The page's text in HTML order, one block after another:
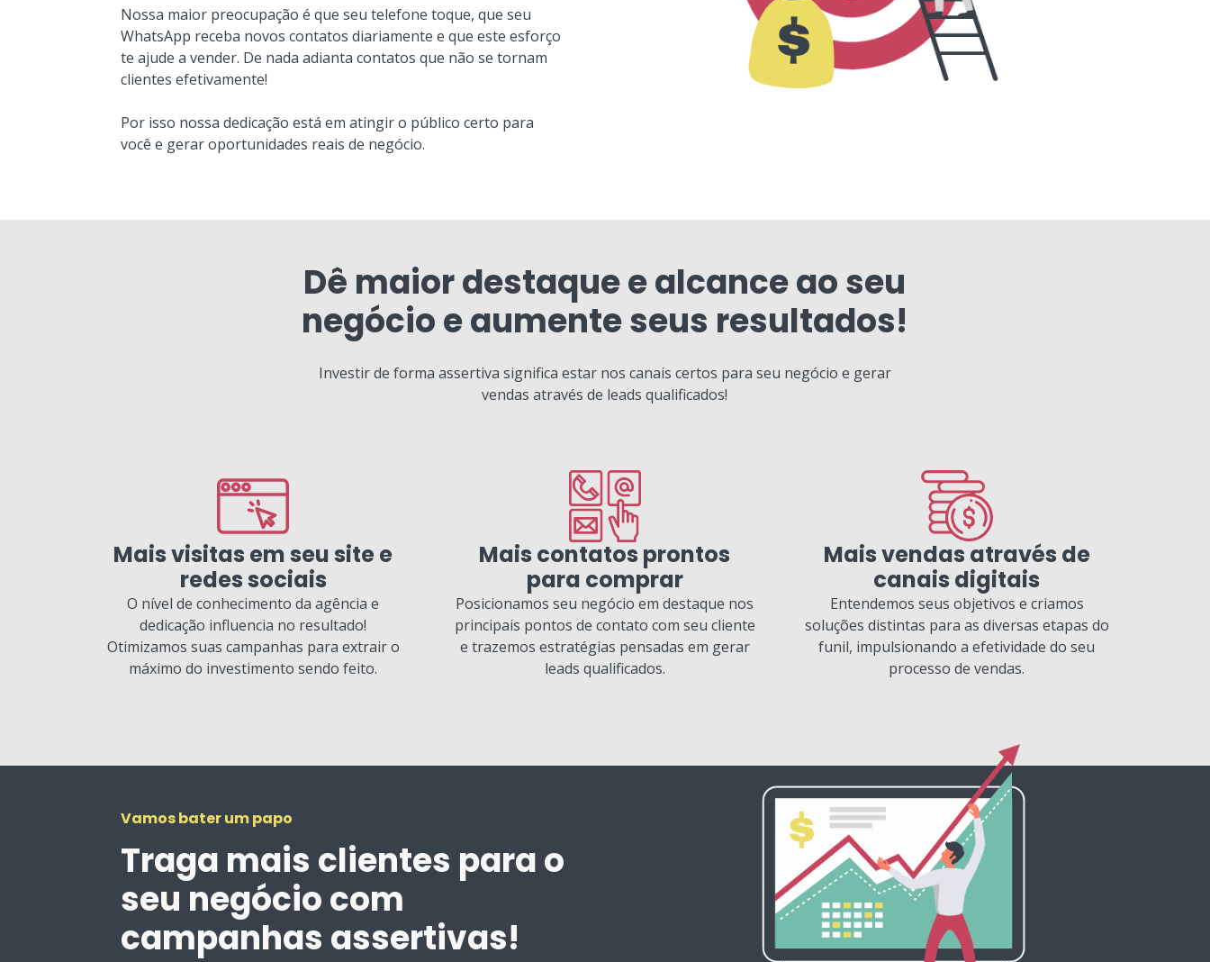
Nossa maior preocupação é que seu telefone toque, que seu
WhatsApp receba novos contatos diariamente e que este esforço
te ajude a vender. De nada adianta contatos que não se tornam
clientes efetivamente!
Por isso nossa dedicação está em atingir o público certo para
você e gerar oportunidades reais de negócio.
Dê maior destaque e alcance ao seu
negócio e aumente seus resultados!
Investir de forma assertiva significa estar nos canais certos para seu negócio e gerar
vendas através de leads qualificados!
Mais visitas em seu site e
redes sociais
O nível de conhecimento da agência e
dedicação influencia no resultado!
Otimizamos suas campanhas para extrair o
máximo do investimento sendo feito.
Mais contatos prontos
para comprar
Posicionamos seu negócio em destaque nos
principais pontos de contato com seu cliente
e trazemos estratégias pensadas em gerar
leads qualificados.
Mais vendas através de
canais digitais
Entendemos seus objetivos e criamos
soluções distintas para as diversas etapas do
funil, impulsionando a efetividade do seu
processo de vendas.
Vamos bater um papo
Traga mais clientes para o
seu negócio com
campanhas assertivas!